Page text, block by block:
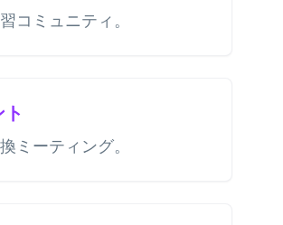
コミュニティ。
ミーティング。